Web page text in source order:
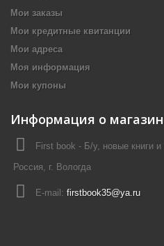
Мои заказы
Мои кредитные квитанции
Мои адреса
Моя информация
Мои купоны
Информация о
First book - Б/у, новые книги и
Россия, г. Вологда
E-mail: firstbook35@ya.ru